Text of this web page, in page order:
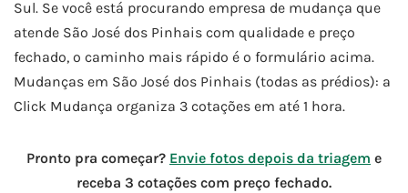
Sul. Se você está procurando empresa de mudança que
atende São José dos Pinhais com qualidade e preço
fechado, o caminho mais rápido é o formulário acima.
Mudanças em São José dos Pinhais (todas as prédios): a
Click Mudança organiza 3 cotações em até 1 hora.
Pronto pra começar? Envie fotos depois da triagem e
receba 3 cotações com preço fechado.